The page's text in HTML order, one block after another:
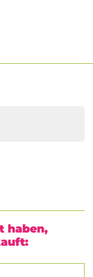
haben,